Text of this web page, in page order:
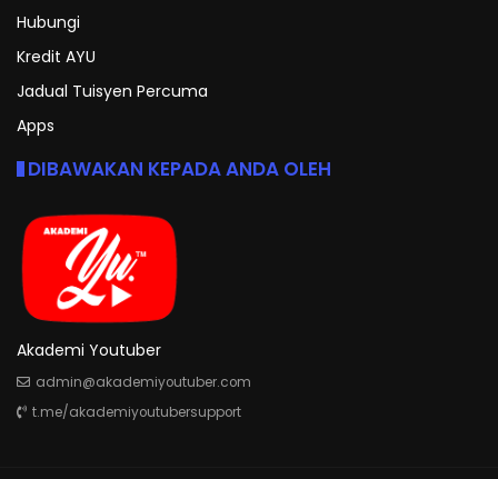
Hubungi
Kredit AYU
Jadual Tuisyen Percuma
Apps
DIBAWAKAN KEPADA ANDA OLEH
Akademi Youtuber
admin@akademiyoutuber.com
t.me/akademiyoutubersupport